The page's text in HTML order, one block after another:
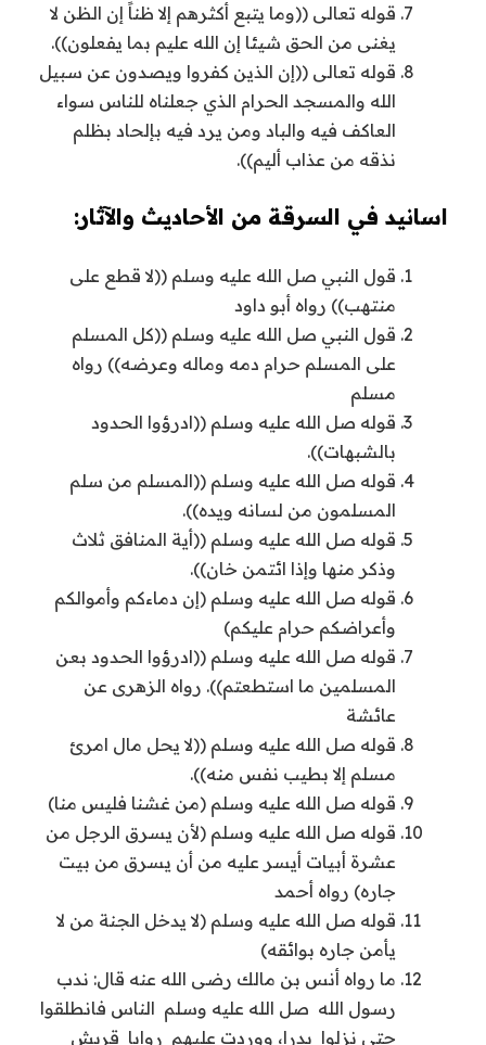
قوله تعالى ((وما يتبع أكثرهم إلا ظناً إن الظن لا
يغنى من الحق شيئا إن الله عليم بما يفعلون)).
قوله تعالى ((إن الذين كفروا ويصدون عن سبيل
الله والمسجد الحرام الذي جعلناه للناس سواء
العاكف فيه والباد ومن يرد فيه بإلحاد بظلم
نذقه من عذاب أليم)).
اسانيد في السرقة من الأحاديث والآثار:
قول النبي صل الله عليه وسلم ((لا قطع على
منتهب)) رواه أبو داود
قول النبي صل الله عليه وسلم ((كل المسلم
على المسلم حرام دمه وماله وعرضه)) رواه
مسلم
قوله صل الله عليه وسلم ((ادرؤوا الحدود
بالشبهات)).
قوله صل الله عليه وسلم ((المسلم من سلم
المسلمون من لسانه ويده)).
قوله صل الله عليه وسلم ((أية المنافق ثلاث
وذكر منها وإذا ائتمن خان)).
قوله صل الله عليه وسلم (إن دماءكم وأموالكم
وأعراضكم حرام عليكم)
قوله صل الله عليه وسلم ((ادرؤوا الحدود بعن
المسلمين ما استطعتم)). رواه الزهرى عن
عائشة
قوله صل الله عليه وسلم ((لا يحل مال امرئ
مسلم إلا بطيب نفس منه)).
قوله صل الله عليه وسلم (من غشنا فليس منا)
قوله صل الله عليه وسلم (لأن يسرق الرجل من
عشرة أبيات أيسر عليه من أن يسرق من بيت
جاره) رواه أحمد
قوله صل الله عليه وسلم (لا يدخل الجنة من لا
يأمن جاره بوائقه)
ما رواه‏ ‏أنس بن مالك رضى الله عنه قال‏: ندب
رسول الله ‏ صل الله عليه وسلم ‏ ‏الناس فانطلقوا
حتى نزلوا ‏ ‏بدرا، ‏ووردت عليهم ‏ ‏روايا ‏ ‏قريش ‏